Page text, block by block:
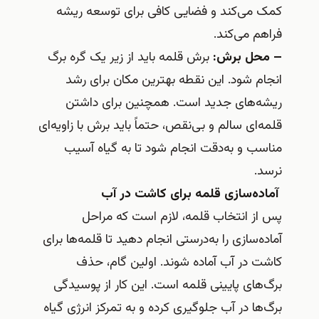
کمک می‌کند و فضایی کافی برای توسعه ریشه
فراهم می‌کند.
– محل برش:برش قلمه باید از زیر یک گره برگ
انجام شود. این نقطه بهترین مکان برای رشد
ریشه‌های جدید است. همچنین برای داشتن
قلمه‌ای سالم و بی‌نقص، حتماً باید برش با زاویه‌ای
مناسب و به‌دقت انجام شود تا به گیاه آسیب
نرسد.
آماده‌سازی قلمه برای کاشت در آب
پس از انتخاب قلمه، لازم است که مراحل
آماده‌سازی را به‌درستی انجام دهید تا قلمه‌ها برای
کاشت در آب آماده شوند. اولین گام، حذف
برگ‌های پایینی قلمه است. این کار از پوسیدگی
برگ‌ها در آب جلوگیری کرده و به تمرکز انرژی گیاه